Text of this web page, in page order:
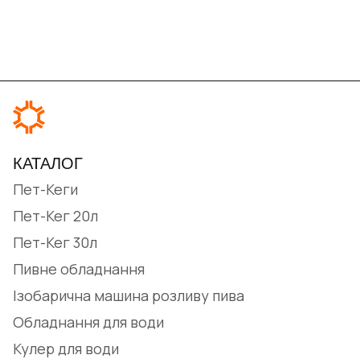
КАТАЛОГ
Пет-Кеги
Пет-Кег 20л
Пет-Кег 30л
Пивне обладнання
Ізобарична машина розливу пива
Обладнання для води
Кулер для води